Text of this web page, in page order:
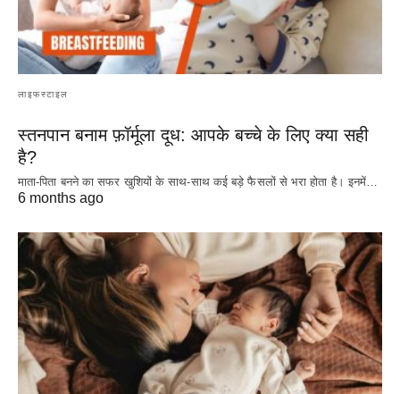
लाइफस्टाइल
स्तनपान बनाम फ़ॉर्मूला दूध: आपके बच्चे के लिए क्या सही
है?
माता-पिता बनने का सफर खुशियों के साथ-साथ कई बड़े फैसलों से भरा होता है। इनमें…
6 months ago